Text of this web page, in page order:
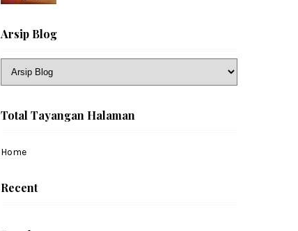
Arsip Blog
Total Tayangan Halaman
Home
Recent